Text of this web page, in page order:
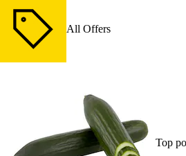
All Offers
Top